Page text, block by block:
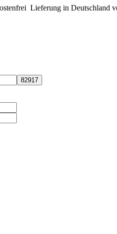
Lieferung in Deutschland